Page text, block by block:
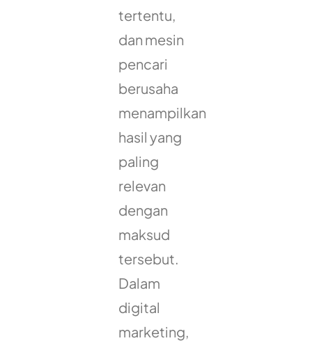
tertentu,
dan mesin
pencari
berusaha
menampilkan
hasil yang
paling
relevan
dengan
maksud
tersebut.
Dalam
digital
marketing,